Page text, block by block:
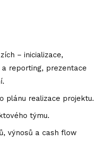
– inicializace,
reporting, prezentace
plánu realizace projektu.
týmu.
výnosů a cash flow